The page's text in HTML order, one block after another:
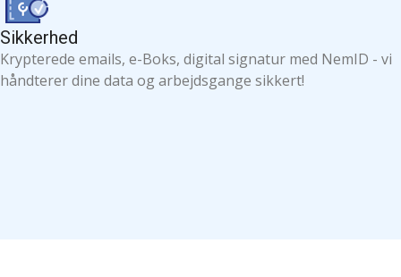
Sikkerhed
Krypterede emails, e-Boks, digital signatur med NemID - vi
håndterer dine data og arbejdsgange sikkert!